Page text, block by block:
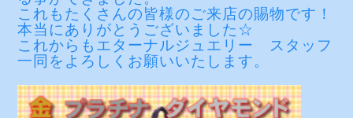
これもたくさんの皆様のご来店の賜物です！
本当にありがとうございました☆
これからもエターナルジュエリー スタッフ
一同をよろしくお願いいたします。